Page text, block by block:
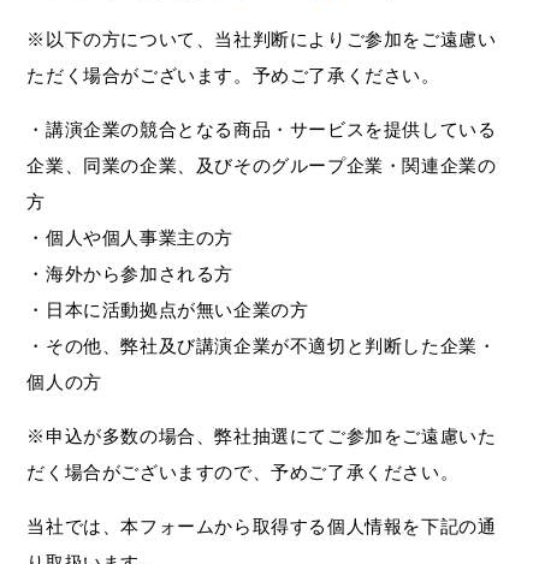
※以下の方について、当社判断によりご参加をご遠慮い
ただく場合がございます。予めご了承ください。
・講演企業の競合となる商品・サービスを提供している
企業、同業の企業、及びそのグループ企業・関連企業の
方
・個人や個人事業主の方
・海外から参加される方
・日本に活動拠点が無い企業の方
・その他、弊社及び講演企業が不適切と判断した企業・
個人の方
※申込が多数の場合、弊社抽選にてご参加をご遠慮いた
だく場合がございますので、予めご了承ください。
当社では、本フォームから取得する個人情報を下記の通